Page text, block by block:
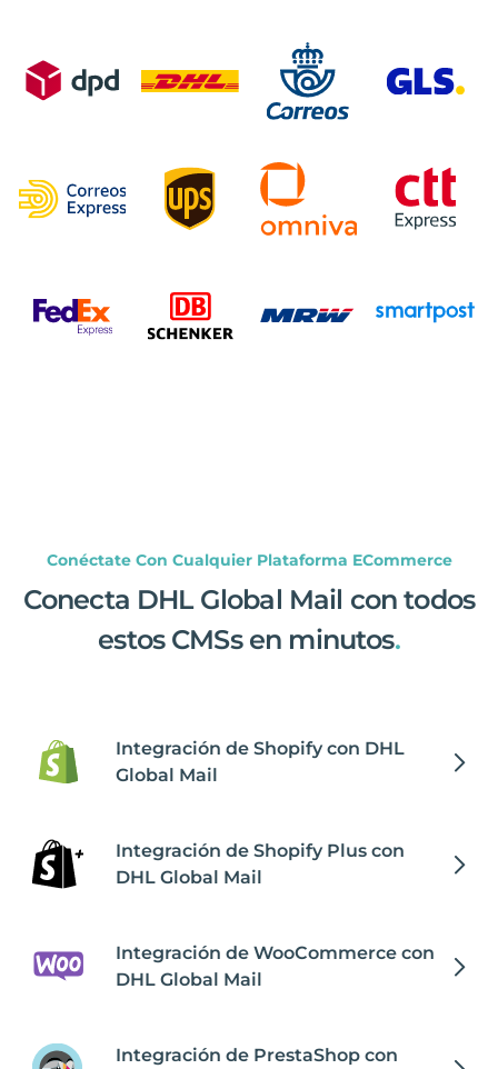
Conéctate Con Cualquier Plataforma ECommerce
Conecta DHL Global Mail con todos
estos CMSs en minutos.
Integración de Shopify con DHL
Global Mail
Integración de Shopify Plus con
DHL Global Mail
Integración de WooCommerce con
DHL Global Mail
Integración de PrestaShop con